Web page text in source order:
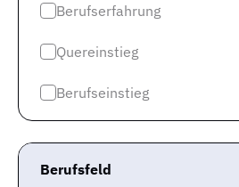
Berufserfahrung
Quereinstieg
Berufseinstieg
Berufsfeld